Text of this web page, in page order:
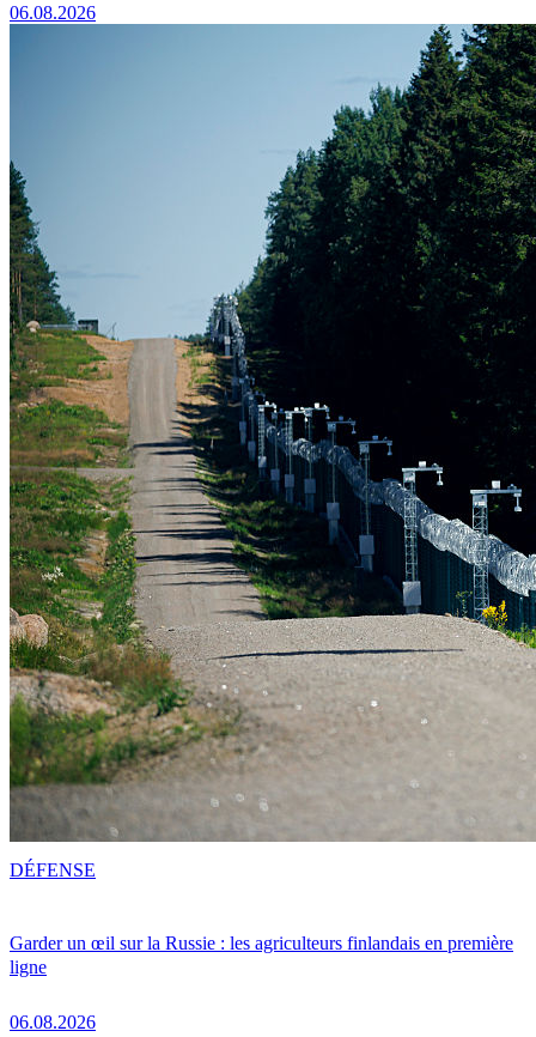
06.08.2026
Garder un œil sur la Russie : les agriculteurs finlandais en première
ligne
06.08.2026
DÉFENSE